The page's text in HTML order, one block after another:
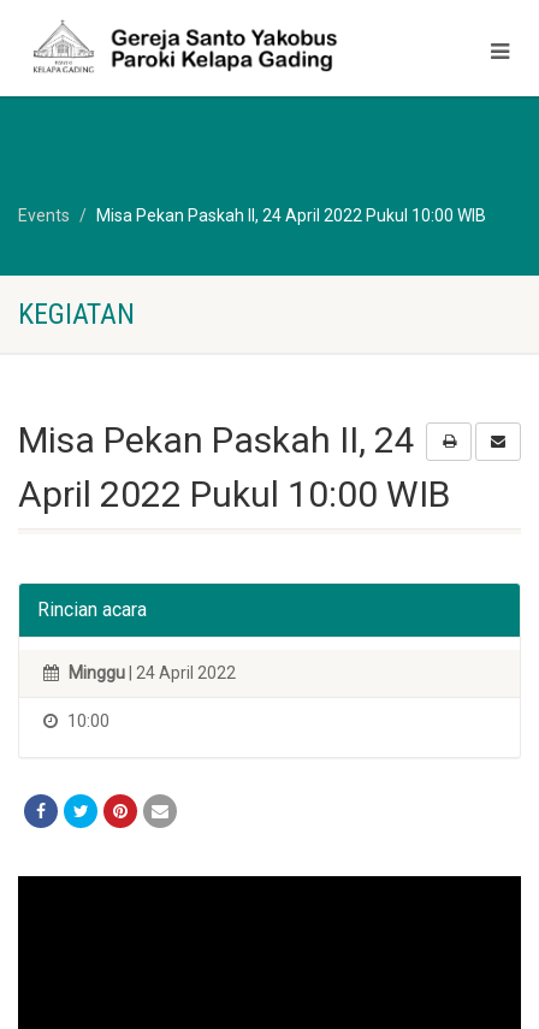
Events Misa Pekan Paskah II, 24 April 2022 Pukul 10:00 WIB
KEGIATAN
Misa Pekan Paskah II, 24
April 2022 Pukul 10:00 WIB
Rincian acara
Minggu | 24 April 2022
10:00